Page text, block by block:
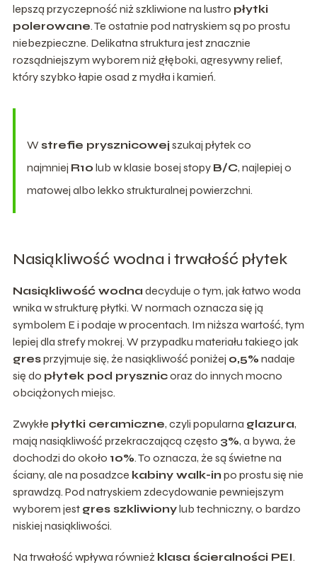
lepszą przyczepność niż szkliwione na lustro płytki
polerowane. Te ostatnie pod natryskiem są po prostu
niebezpieczne. Delikatna struktura jest znacznie
rozsądniejszym wyborem niż głęboki, agresywny relief,
który szybko łapie osad z mydła i kamień.
W strefie prysznicowej szukaj płytek co
najmniej R10 lub w klasie bosej stopy B/C, najlepiej o
matowej albo lekko strukturalnej powierzchni.
Nasiąkliwość wodna i trwałość płytek
Nasiąkliwość wodna decyduje o tym, jak łatwo woda
wnika w strukturę płytki. W normach oznacza się ją
symbolem E i podaje w procentach. Im niższa wartość, tym
lepiej dla strefy mokrej. W przypadku materiału takiego jak
gresprzyjmuje się, że nasiąkliwość poniżej 0,5% nadaje
się do płytek pod prysznicoraz do innych mocno
obciążonych miejsc.
Zwykłe płytki ceramiczne, czyli popularna glazura,
mają nasiąkliwość przekraczającą często 3%, a bywa, że
dochodzi do około 10%. To oznacza, że są świetne na
ściany, ale na posadzce kabiny walk-in po prostu się nie
sprawdzą. Pod natryskiem zdecydowanie pewniejszym
wyborem jest gres szkliwionylub techniczny, o bardzo
niskiej nasiąkliwości.
Na trwałość wpływa również klasa ścieralności PEI.